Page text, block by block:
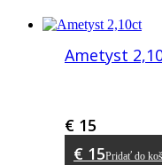
Ametyst
€ 15
€ 15Pridať do